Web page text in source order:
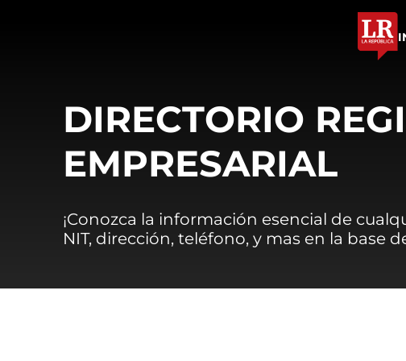
DIRECTORIO
EMPRESARIAL
¡Conozca la información esencial de
NIT, dirección, teléfono, y mas en la base